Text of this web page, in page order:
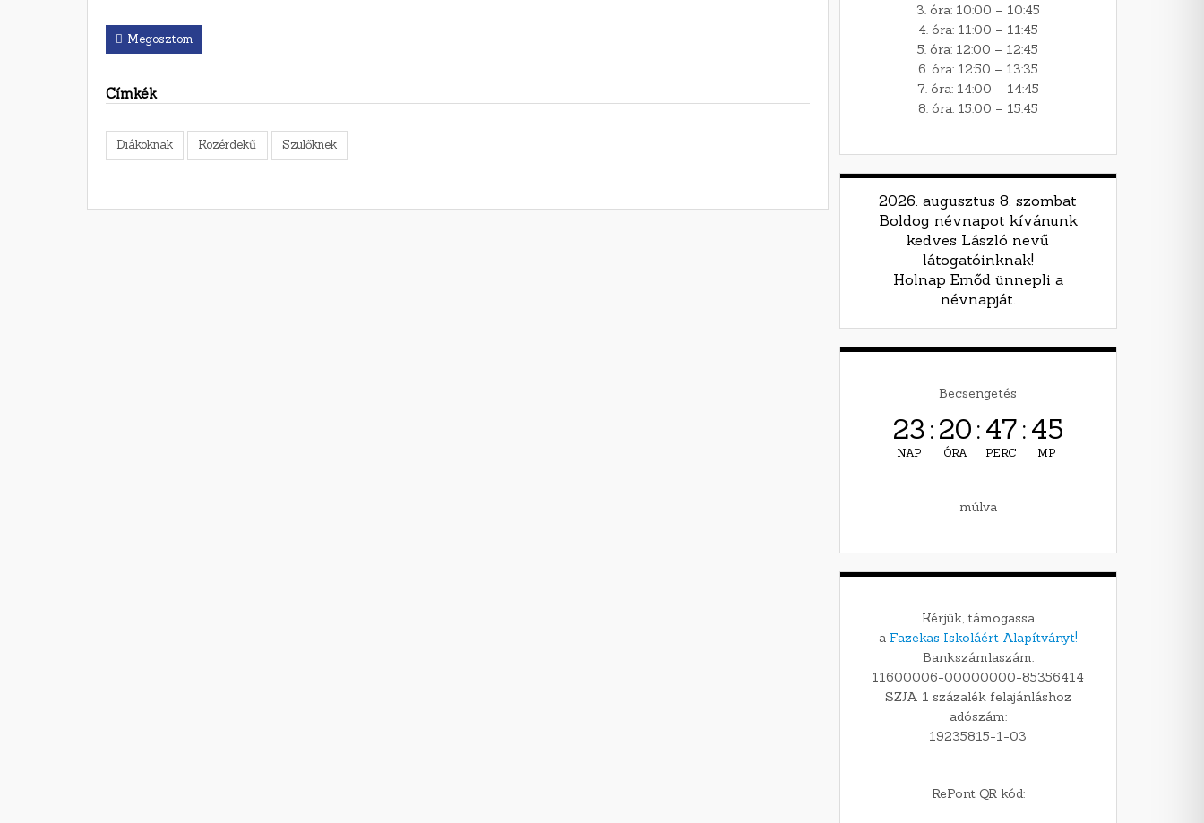
Megosztom
Címkék
Diákoknak Közérdekű Szülőknek
3. óra: 10:00 – 10:45
4. óra: 11:00 – 11:45
5. óra: 12:00 – 12:45
6. óra: 12:50 – 13:35
7. óra: 14:00 – 14:45
8. óra: 15:00 – 15:45
2026. augusztus 8. szombat
Boldog névnapot kívánunk
kedves László nevű
látogatóinknak!
Holnap Emőd ünnepli a
névnapját.
Becsengetés
23
NAP
:20
ÓRA
:47
PERC
:44
MP
múlva
Kérjük, támogassa
a Fazekas Iskoláért Alapítványt!
Bankszámlaszám:
11600006-00000000-85356414
SZJA 1 százalék felajánláshoz
adószám:
19235815-1-03
RePont QR kód: